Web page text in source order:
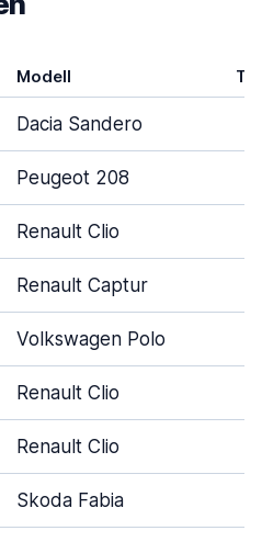
Modell
Dacia Sandero
Peugeot 208
Renault Clio
Renault Captur
Volkswagen Polo
Renault Clio
Renault Clio
Skoda Fabia